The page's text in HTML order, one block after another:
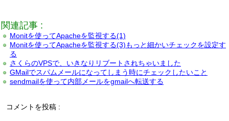
関連記事 :
Monitを使ってApacheを監視する(1)
Monitを使ってApacheを監視する(3)もっと細かいチェックを設定す
る
さくらのVPSで、いきなりリブートされちゃいました
GMailでスパムメールになってしまう時にチェックしたいこと
sendmailを使って内部メールをgmailへ転送する
コメントを投稿 :